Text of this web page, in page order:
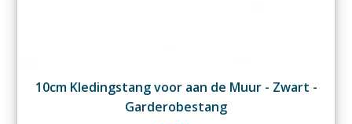
10cm Kledingstang voor aan de Muur - Zwart -
Garderobestang